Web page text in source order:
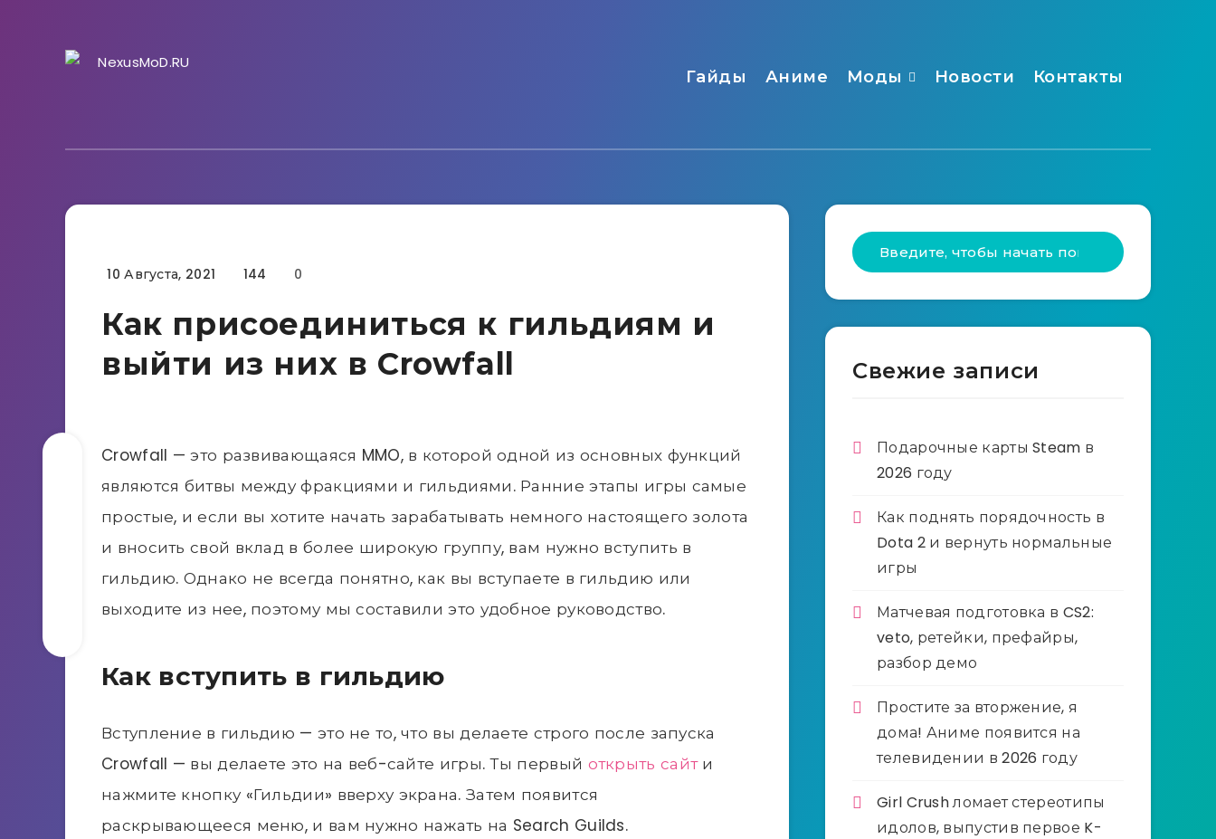
Гайды Аниме Моды Новости Контакты
Гайды
10 Августа, 2021 144 0
Как присоединиться к гильдиям и
выйти из них в Crowfall
Crowfall — это развивающаяся MMO, в которой одной из основных функций
являются битвы между фракциями и гильдиями. Ранние этапы игры самые
простые, и если вы хотите начать зарабатывать немного настоящего золота
и вносить свой вклад в более широкую группу, вам нужно вступить в
гильдию. Однако не всегда понятно, как вы вступаете в гильдию или
выходите из нее, поэтому мы составили это удобное руководство.
Как вступить в гильдию
Вступление в гильдию — это не то, что вы делаете строго после запуска
Crowfall — вы делаете это на веб-сайте игры. Ты первый открыть сайти
нажмите кнопку «Гильдии» вверху экрана. Затем появится
раскрывающееся меню, и вам нужно нажать на Search Guilds.
Свежие записи
Подарочные карты Steam в
2026 году
Как поднять порядочность в
Dota 2 и вернуть нормальные
игры
Матчевая подготовка в CS2:
veto, ретейки, префайры,
разбор демо
Простите за вторжение, я
дома! Аниме появится на
телевидении в 2026 году
Girl Crush ломает стереотипы
идолов, выпустив первое K-